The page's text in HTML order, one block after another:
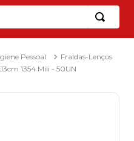
Pessoal
Fraldas-Lenços
1354 Mili - 50UN